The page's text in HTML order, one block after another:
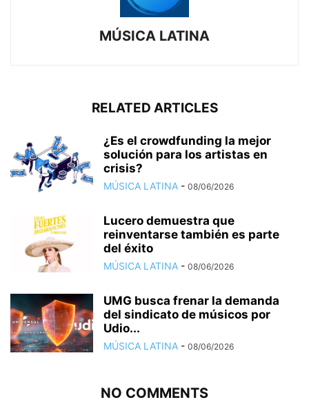
MÚSICA LATINA
RELATED ARTICLES
¿Es el crowdfunding la mejor
solución para los artistas en
crisis?
MÚSICA LATINA - 08/06/2026
Lucero demuestra que
reinventarse también es parte
del éxito
MÚSICA LATINA - 08/06/2026
UMG busca frenar la demanda
del sindicato de músicos por
Udio...
MÚSICA LATINA - 08/06/2026
NO COMMENTS